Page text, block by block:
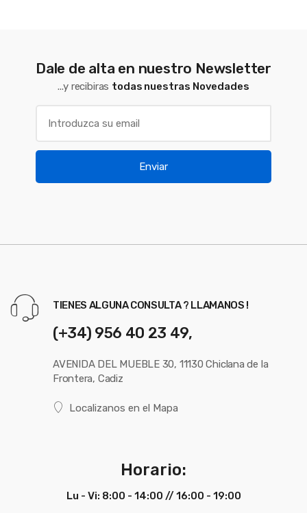
Dale de alta en nuestro Newsletter
...y recibiras todas nuestras Novedades
Enviar
TIENES ALGUNA CONSULTA ? LLAMANOS !
(+34) 956 40 23 49,
AVENIDA DEL MUEBLE 30, 11130 Chiclana de la
Frontera, Cadiz
Localizanos en el Mapa
Horario:
Lu - Vi: 8:00 - 14:00 // 16:00 - 19:00